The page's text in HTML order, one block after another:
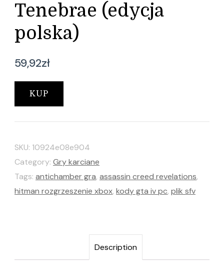
Tenebrae (edycja
polska)
59,92zł
KUP
SKU: 10924e08e904
Category: Gry karciane
Tags: antichamber gra, assassin creed revelations,
hitman rozgrzeszenie xbox, kody gta iv pc, plik sfv
Description